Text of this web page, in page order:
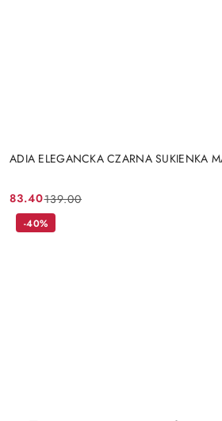
ADIA ELEGANCKA CZARNA SUKIENKA
Cena
promocyjna:
83.40
Cena
przed
139.00
-40%